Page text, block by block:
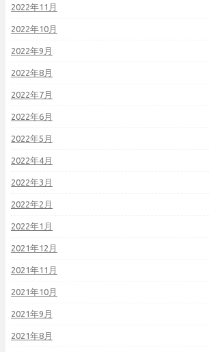
2022年11月
2022年10月
2022年9月
2022年8月
2022年7月
2022年6月
2022年5月
2022年4月
2022年3月
2022年2月
2022年1月
2021年12月
2021年11月
2021年10月
2021年9月
2021年8月